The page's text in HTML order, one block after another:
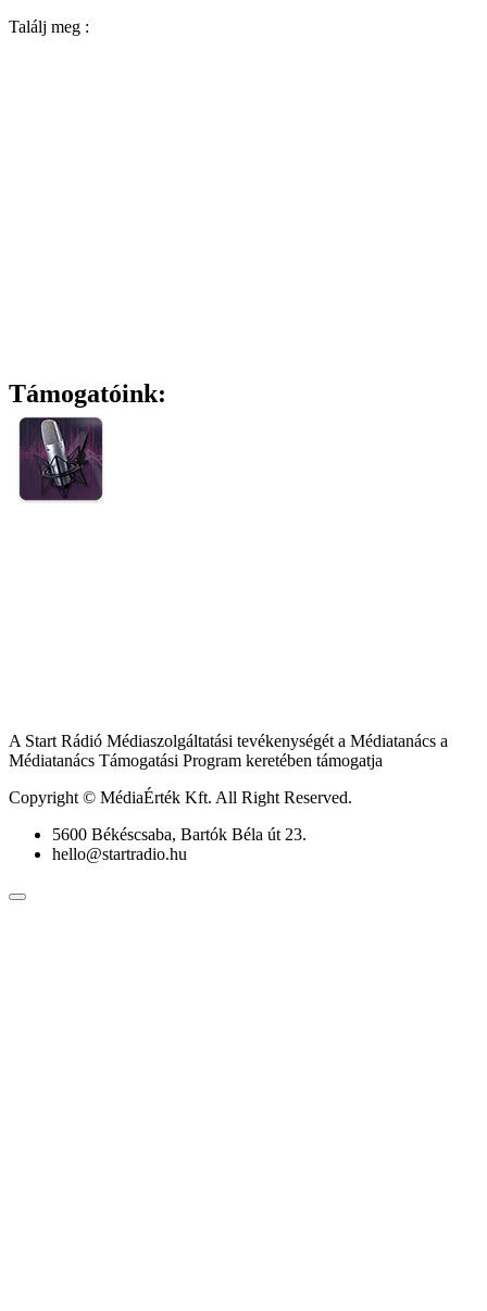
Találj meg :
Támogatóink:
A Start Rádió Médiaszolgáltatási tevékenységét a Médiatanács a
Médiatanács Támogatási Program keretében támogatja
Copyright © MédiaÉrték Kft. All Right Reserved.
5600 Békéscsaba, Bartók Béla út 23.
hello@startradio.hu